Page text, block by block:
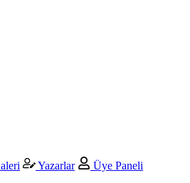
Yazarlar
Üye Paneli